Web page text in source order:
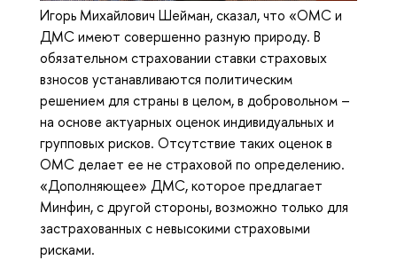
Игорь Михайлович Шейман, сказал, что «ОМС и
ДМС имеют совершенно разную природу. В
обязательном страховании ставки страховых
взносов устанавливаются политическим
решением для страны в целом, в добровольном –
на основе актуарных оценок индивидуальных и
групповых рисков. Отсутствие таких оценок в
ОМС делает ее не страховой по определению.
«Дополняющее» ДМС, которое предлагает
Минфин, с другой стороны, возможно только для
застрахованных с невысокими страховыми
рисками.